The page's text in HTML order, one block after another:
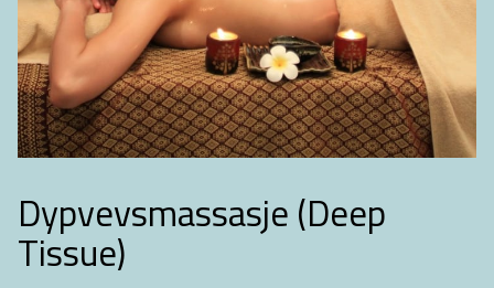
Dypvevsmassasje (Deep
Tissue)